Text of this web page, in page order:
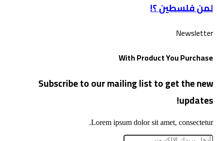
؟!
لمن فلسطين ؟!
Newsletter
With Product You Purchase
Subscribe to our mailing list to get the new
updates!
Lorem ipsum dolor sit amet, consectetur.
أدخل